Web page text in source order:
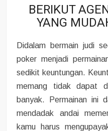
BERIKUT
YANG
Didalam bermain judi
poker menjadi
sedikit keuntungan.
memang tidak dapat
banyak. Permainan ini
mendadak andai
kamu harus